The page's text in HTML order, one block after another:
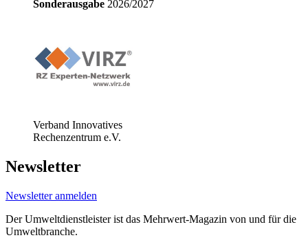
Sonderausgabe 2026/2027
Verband Innovatives
Rechenzentrum e.V.
Newsletter
Newsletter anmelden
Der Umweltdienstleister ist das Mehrwert-Magazin von und für die
Umweltbranche.